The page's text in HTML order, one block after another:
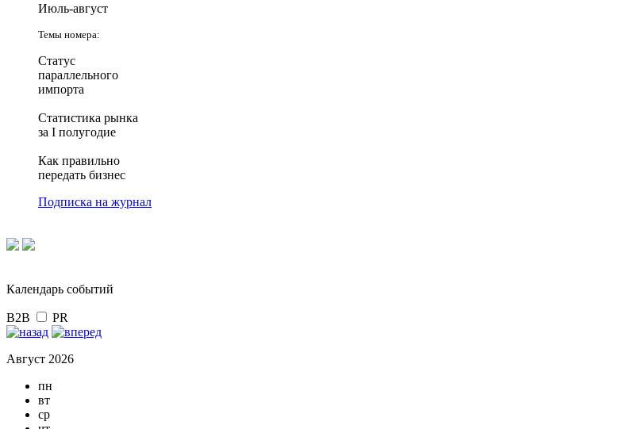
Июль-август
Темы номера:
Статус
параллельного
импорта
Статистика рынка
за I полугодие
Как правильно
передать бизнес
Подписка на журнал
Календарь событий
B2B PR
Август 2026
пн
вт
ср